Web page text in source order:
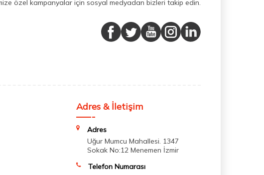
özel kampanyalar için sosyal medyadan bizleri takip edin.
Adres & İletişim
Adres
Uğur Mumcu Mahallesi. 1347
Sokak No:12 Menemen İzmir
Telefon Numarası